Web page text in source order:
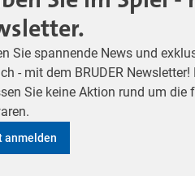
Sie spannende News und
- mit dem BRUDER
Sie keine Aktion rund um die
anmelden